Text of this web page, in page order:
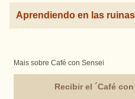
Aprendiendo en las ruinas
Mais sobre Café con Sensei
Recibir el ´Café